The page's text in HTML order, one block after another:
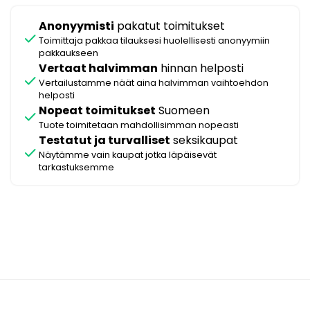
check
Anonyymisti pakatut toimitukset
Toimittaja pakkaa tilauksesi huolellisesti anonyymiin
pakkaukseen
check
Vertaat halvimman hinnan helposti
Vertailustamme näät aina halvimman vaihtoehdon
helposti
check Nopeat toimitukset Suomeen
Tuote toimitetaan mahdollisimman nopeasti
check
Testatut ja turvalliset seksikaupat
Näytämme vain kaupat jotka läpäisevät
tarkastuksemme